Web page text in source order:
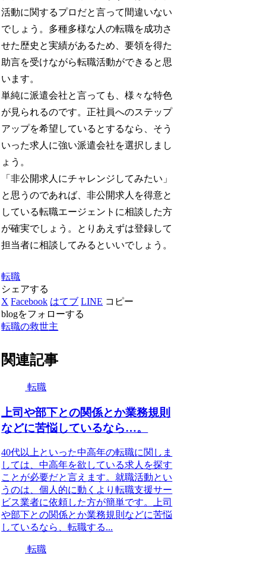
活動に関するプロだと言って間違いない
でしょう。多種多様な人の転職を成功さ
せた歴史と実績があるため、要領を得た
助言を受けながら転職活動ができると思
います。
単純に派遣会社と言っても、様々な特色
が見られるのです。正社員へのステップ
アップを希望しているとするなら、そう
いった求人に強い派遣会社を選択しまし
ょう。
「非公開求人にチャレンジしてみたい」
と思うのであれば、非公開求人を得意と
している転職エージェントに相談した方
が確実でしょう。とりあえずは登録して
担当者に相談してみるといいでしょう。
転職
シェアする
X Facebook はてブ LINE コピー
blogをフォローする
転職の救世主
関連記事
転職
上司や部下との関係とか業務規則
などに苦悩しているなら…。
40代以上といった中高年の転職に関しま
しては、中高年を欲している求人を探す
ことが必要だと言えます。就職活動とい
うのは、個人的に動くより転職支援サー
ビス業者に依頼した方が簡単です。上司
や部下との関係とか業務規則などに苦悩
しているなら、転職する...
転職